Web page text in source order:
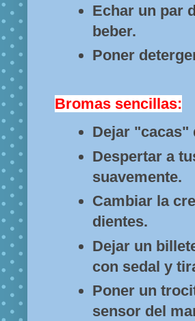
Echar un par
beber.
Poner
Bromas sencillas:
Dejar "cacas"
Despertar a
suavemente.
Cambiar la
dientes.
Dejar un
con sedal y
Poner un
sensor del